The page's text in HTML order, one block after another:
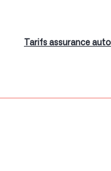
Tarifs assurance auto